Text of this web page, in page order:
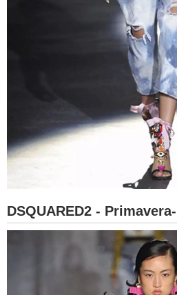
DSQUARED2 -